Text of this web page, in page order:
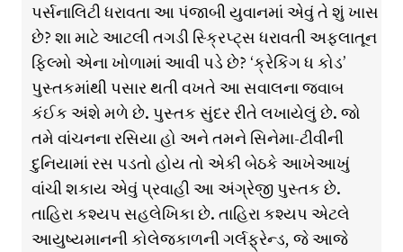
પર્સનાલિટી ધરાવતા આ પંજાબી યુવાનમાં એવું તે શું ખાસ
છે? શા માટે આટલી તગડી સ્ક્રિપ્ટ્સ ધરાવતી અફલાતૂન
ફિલ્મો એના ખોળામાં આવી પડે છે? ‘ક્રેકિંગ ધ કોડ’
પુસ્તકમાંથી પસાર થતી વખતે આ સવાલના જવાબ
કંઈક અંશે મળે છે. પુસ્તક સુંદર રીતે લખાયેલું છે. જો
તમે વાંચનના રસિયા હો અને તમને સિનેમા-ટીવીની
દુનિયામાં રસ પડતો હોય તો એકી બેઠકે આખેઆખું
વાંચી શકાય એવું પ્રવાહી આ અંગ્રેજી પુસ્તક છે.
તાહિરા કશ્યપ સહલેખિકા છે. તાહિરા કશ્યપ એટલે
આયુષ્યમાનની કોલેજકાળની ગર્લફ્રેન્ડ, જે આજે